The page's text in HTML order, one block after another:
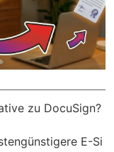
zu DocuSign?
E-Si